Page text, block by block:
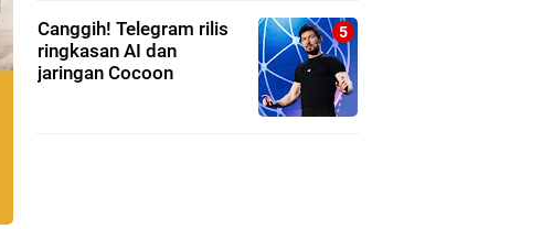
Canggih! Telegram rilis
ringkasan AI dan
jaringan Cocoon